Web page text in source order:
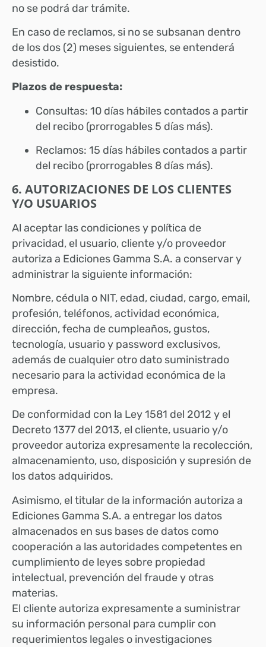
no se podrá dar trámite.
En caso de reclamos, si no se subsanan dentro
de los dos (2) meses siguientes, se entenderá
desistido.
Plazos de respuesta:
Consultas: 10 días hábiles contados a partir
del recibo (prorrogables 5 días más).
Reclamos: 15 días hábiles contados a partir
del recibo (prorrogables 8 días más).
6. AUTORIZACIONES DE LOS CLIENTES
Y/O USUARIOS
Al aceptar las condiciones y política de
privacidad, el usuario, cliente y/o proveedor
autoriza a Ediciones Gamma S.A. a conservar y
administrar la siguiente información:
Nombre, cédula o NIT, edad, ciudad, cargo, email,
profesión, teléfonos, actividad económica,
dirección, fecha de cumpleaños, gustos,
tecnología, usuario y password exclusivos,
además de cualquier otro dato suministrado
necesario para la actividad económica de la
empresa.
De conformidad con la Ley 1581 del 2012 y el
Decreto 1377 del 2013, el cliente, usuario y/o
proveedor autoriza expresamente la recolección,
almacenamiento, uso, disposición y supresión de
los datos adquiridos.
Asimismo, el titular de la información autoriza a
Ediciones Gamma S.A. a entregar los datos
almacenados en sus bases de datos como
cooperación a las autoridades competentes en
cumplimiento de leyes sobre propiedad
intelectual, prevención del fraude y otras
materias.
El cliente autoriza expresamente a suministrar
su información personal para cumplir con
requerimientos legales o investigaciones